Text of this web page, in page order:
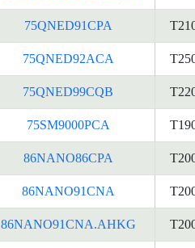
75QNED91CPA
75QNED92ACA
75QNED99CQB
75SM9000PCA
86NANO86CPA
86NANO91CNA
86NANO91CNA.AHKG